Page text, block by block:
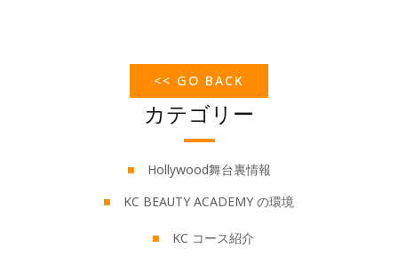
カテゴリー
Hollywood舞台裏情報
KC BEAUTY ACADEMY の環境
KC コース紹介
<< GO BACK